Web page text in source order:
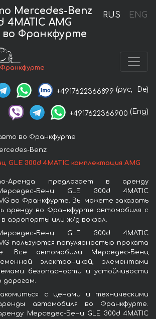
RUS ENG
Mercedes-Benz
4MATIC AMG
во Франкфурте
+4917622366899 (рус, De)
+4917622366900 (Eng)
во Франкфурте
Benz
GLE 300d 4MATIC комплектация AMG
Аренда предлагает в аренду
Бенц GLE 300d 4MATIC
во Франкфурте. Вы можете заказать
аренду во Франкфурте автомобиля с
аэропорты или ж/д вокзал.
Бенц GLE 300d 4MATIC
пользуются популярностью проката
Все автомобили Мерседес-Бенц
электроникой, элементами
безопасности и устойчивости
дорогам.
с ценами и техническими
автомобиля во Франкфурте.
Мерседес-Бенц GLE 300d 4MATIC